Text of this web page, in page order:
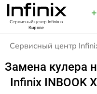
Сервисный центр Infinixв
Кирове
Сервисный центр
Замена кулера
Infinix INBOOK